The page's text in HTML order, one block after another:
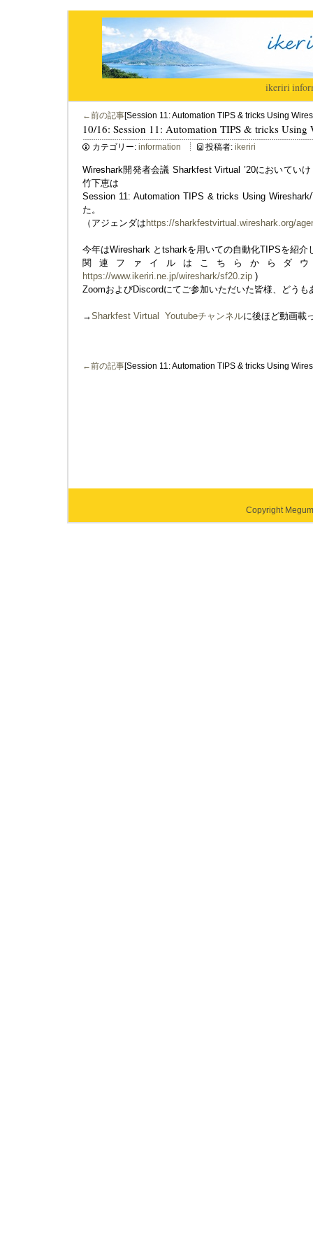
ikeriri|
←前の記事[Session 11: Automation TIPS & tricks Using
10/16: Session 11: Automation TIPS & tricks
カテゴリー: information 投稿者: ikeriri
Wireshark開発者会議 Sharkfest Virtual ’20においてい
竹下恵は
Session 11: Automation TIPS & tricks Using
た。
（アジェンダは https://sharkfestvirtual.wireshark.org/
今年はWireshark とtsharkを用いての自動化TIPSを紹介
関連ファイルはこちらからダ
https://www.ikeriri.ne.jp/wireshark/sf20.zip )
ZoomおよびDiscordにてご参加いただいた皆様、どう
→Sharkfest Virtual Youtubeチャンネルに後ほど動画載
←前の記事[Session 11: Automation TIPS & tricks Using
Copyright